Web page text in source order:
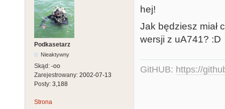
Podkasetarz
Nieaktywny
Skąd: -oo
Zarejestrowany: 2002-07-13
Posty: 3,188
hej!
Jak będziesz miał
wersji z uA741? :D
GitHUB: https://
Strona